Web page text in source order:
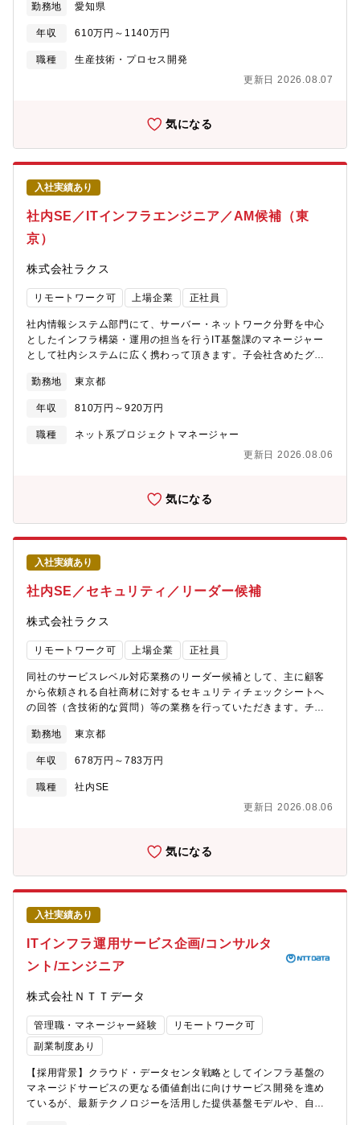
など、人の判断を支える道具として活用します。人の判断を支え
るAI活用設計を前提に、生技業務の質と安定性向上を目指しま
す。【募集背景】生産技術業務では、過去事例が人に紐づき、
「資料はあるが使われない」「人が変わると再利用できない」と
同じレベルで使える形に整えるには、現場を理解したメンバーの
仲間を募集します。【業務のやりがい】・工夫や知見が仕組みと
して残る・部署を越えて成果が使われる・AIを「判断役」にしな
い設計に関われる・小さく試し、横断展開まで関われる評価や競
争ではなく、再現性を高める活動です。【職務内容】生産技術業
務を対象に、生成AIを活用したナレッジ情報共有化・再現性向上
を部門横断的に行います。AIと人の役割分担（人の判断を支える
AI活用設計）を前提に、属人化しない業務の仕組みづくりと横断
展開を担当します。【具体的な業務内容】主な内容・生成AI活用
テーマの整理・具体化・過去資料・事例の整理方法設計・AIと人
据えた形式整理使用ツール・Copilot / ChatGPT、Teams、
SharePoint、Excel 等環境・本部主導、個人任せにしない体制・
AI/DX担当の支援あり【語学】●業務での英語使用メール／頻繁に
／基本的にない
勤務地 愛知県
年収 610万円～1140万円
職種
生産技術・プロセス開発
更新日 2026.08.07
気になる
入社実績あり
社内SE／ITインフラエンジニア／AM候補（東
京）
株式会社ラクス
リモートワーク可 上場企業 正社員
社内情報システム部門にて、サーバー・ネットワーク分野を中心
としたインフラ構築・運用の担当を行うIT基盤課のマネージャー
として社内システムに広く携わって頂きます。子会社含めたグル
プロジェクトフォローをはじめ、組織MVVと紐づけたプロジェク
トの推進、メンバーの育成など広く取り組んでいただきます。同
社は事業拡大に向けて積極的に増員採用をしており、オフィスの
増床・移転が比較的多く、新規の機器選定など0→1で環境構築す
して、既存運用だけでなく新たな施策の提案や全体戦略を主体的
トや既存システム改善プロジェクトのPM業務例えば…・レガシー
な機器のリプレイスやサーバーのリプレイス・セキュアノートPC
の新組織への展開PJT（ソフトウェアのインストールや管理運
用）・3000人規模のITインフラ環境の設計・構築・運用（サーバ
ー／ネットワーク）・オフィス新規開設・移転時におけるITイン
フラ環境対応 －社内外全般のLAN/WAN、VPN等の設計・構
築・運用・ユーザーサポート、トラブルシューティング対応（一
部の業務となります）組織運営 ・チームメンバー（4名）のプロ
ジェクト進行支援 ・メンバーマネジメント（目標管理、評価、
メンバー育成、採用等） ・組織運営（予算管理、購買申請他）
【募集背景】同社では事業成長に伴い、従業員数の拡大や新規オ
フィス開設・移転が継続的に発生しており、ITインフラ環境の重
要性がますます高まっています。そういった中、情報システム部
門では、グループ全体のネットワーク・サーバー環境の設計・構
築・運用を担い、3000名規模の事業成長を支えるIT基盤の強化を
ず、新拠点立ち上げやインフラ刷新、業務改善など、0→1で環境
関わりながらIT基盤を進化させ続けています。今後さらなる事業
成長を見据え、東京・大阪の2拠点体制で組織強化を進めており、
ャーを募集します。【組織ミッション】私たちは、ユーザーがい
を支えます。そのために、システムの安定稼働を維持し、業務が
途切れることなく継続できる環境を整えるとともに、ユーザーが
意識することなく安全に利用できるインフラを構築します。最新
の技術を積極的に取り入れながら、利便性とセキュリティを両立
させ、ラクスの持続的な発展を支えるIT基盤を築いていきます。
【配属組織】コーポレートIT統括部 情報セキュリティ
部 ―セキュリティシステム課 ―セキュリティマ
ネジメント課 情報システム部 ―クラウドサービス
課 ―IT基盤課 ★こちらでの配属予定です ―ITデ
課 ―業務システム推進課2課 ―AX推進
築・企画にも携われる裁量の大きさ・マネジメントと技術の双方
を深められる環境・AI活用・最新技術導入に積極的なIT組織【利
用機器・システム環境】サーバーOS：Windows、Linux ※サー
バーはWindowsがメインですサービス：AD、DNS、DHCP、
Syslog、Azure ADなどクラウドサービス：AWS、Azureネット
ワーク機器：Cisco、Meraki、FortiGate、YAMAHA、DELL、
勤務地 東京都
年収 810万円～920万円
職種
ネット系プロジェクトマネージャー
更新日 2026.08.06
気になる
入社実績あり
社内SE／セキュリティ／リーダー候補
株式会社ラクス
リモートワーク可 上場企業 正社員
同社のサービスレベル対応業務のリーダー候補として、主に顧客
から依頼される自社商材に対するセキュリティチェックシートへ
の回答（含技術的な質問）等の業務を行っていただきます。チー
ベルの維持向上を担っていただきます。主な業務内容（予定）
各商材のセキュリティチェックシート回答対応 - 各商材シス
テムのサービスレベルの確認、1次回答、ナレッジの蓄積 - 2次
回答対応者（開発、インフラ部門等）へのエスカレーション対
作成、現場部門への展開、改訂 普及啓蒙活動 ※ これら
同社への実地監査への対応に向けた仕組みの構築・運用 - 顧客
の質問傾向を分析して企画・開発部門へフィードバックする仕組
みの構築・運用 委託先管理体制の運用・推進 - 利用状
況等の実態調査、運用ルールの把握、ポリシーの策定、適用、監
査 （含ポリシーに沿った利用状況の確認等）、監査報
告等 ISMS、PMS事務局の運営補助 - 各マネジメントシ
ステムのPDCA運用、社内相談対応、既存認証の更新、 各種
プロジェクトへの対応等 チームマネジメント - チームマネジ
メント（2名：予算管理、セキュリティ関連相談対応、他）【募集
ジメント課）では、ラクスグループのビジネスを支える最適な情
報資産管理体制を維持・向上する事を目的に、ISMSやPマークの
認証取得維持、委託先管理、標的型攻撃訓練の実施といった情報
資産管理のための各施策を進めています。これらに加え、2026年
度からこれまで事業部門で対応していたサービスレベル対応業務
を当課に移管することとなりました。本業務の主担当として業務
の引継ぎや再構築を進めるため、この度募集を行います。【組織
ミッション】セキュリティマネジメント課は、ラクスグループの
勤務地 東京都
年収 678万円～783万円
職種
社内SE
更新日 2026.08.06
気になる
入社実績あり
ITインフラ運用サービス企画/コンサルタ
ント/エンジニア
株式会社ＮＴＴデータ
管理職・マネージャー経験
リモートワーク可
副業制度あり
【採用背景】クラウド・データセンタ戦略としてインフラ基盤の
マネージドサービスの更なる価値創出に向けサービス開発を進め
ているが、最新テクノロジーを活用した提供基盤モデルや、自動